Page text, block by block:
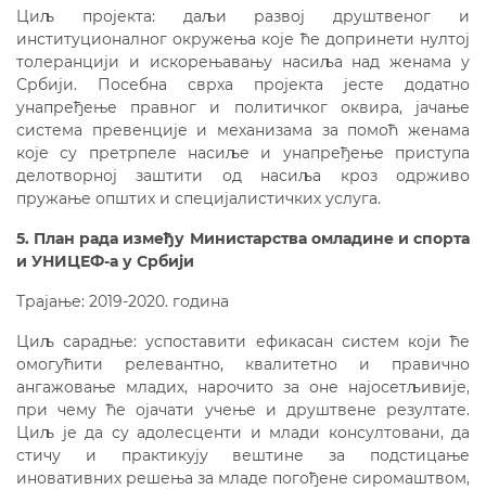
Циљ пројекта: даљи развој друштвеног и
институционалног окружења које ће допринети нултој
толеранцији и искорењавању насиља над женама у
Србији. Посебна сврха пројекта јесте додатно
унапређење правног и политичког оквира, јачање
система превенције и механизама за помоћ женама
које су претрпеле насиље и унапређење приступа
делотворној заштити од насиља кроз одрживо
пружање општих и специјалистичких услуга.
5. План рада између Министарства омладине и спорта
и УНИЦЕФ-а у Србији
Трајање: 2019-2020. година
Циљ сарадње: успоставити ефикасан систем који ће
омогућити релевантно, квалитетно и правично
ангажовање младих, нарочито за оне најосетљивије,
при чему ће ојачати учење и друштвене резултате.
Циљ је да су адолесценти и млади консултовани, да
стичу и практикују вештине за подстицање
иновативних решења за младе погођене сиромаштвом,